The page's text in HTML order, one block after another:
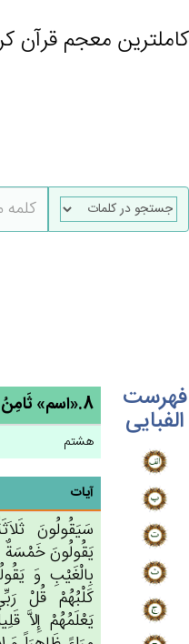
کاملترین معجم قرآن
فهرست
الفبایی 8.«اسم» ثَامِنُ [1] ← ثمن
هشتم
آیات
سَيَقُولُون‌َ
يَقُولُون‌َ خَمْسَة‌ٌ
بِالْغَيْب‌ِ وَ
كَلْبُهُم‌ْ قُلْ‌
يَعْلَمُهُم‌ْ إِلاَّ